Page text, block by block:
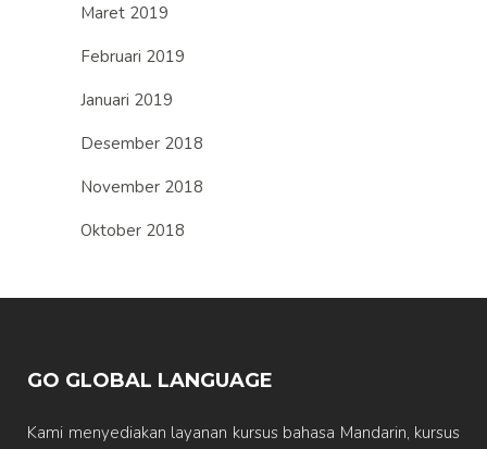
Maret 2019
Februari 2019
Januari 2019
Desember 2018
November 2018
Oktober 2018
GO GLOBAL LANGUAGE
Kami menyediakan layanan kursus bahasa Mandarin, kursus